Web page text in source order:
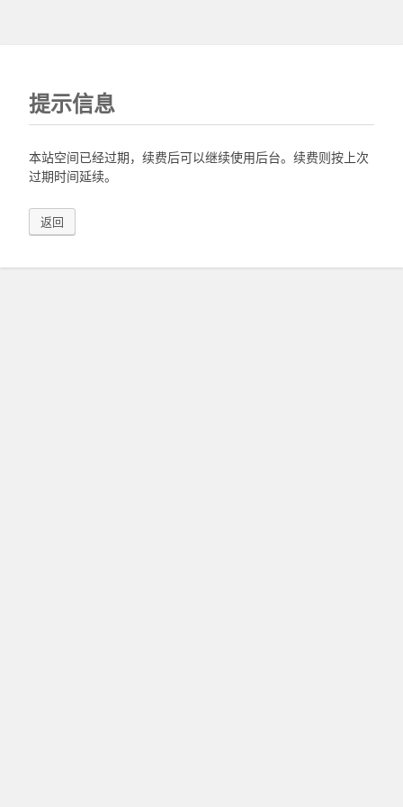
提示信息
本站空间已经过期，续费后可以继续使用后台。续费则按上次
过期时间延续。
返回